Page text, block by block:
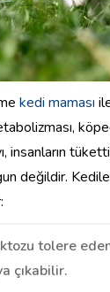
kedi maması
insanların
değildir.
tolere
çıkabilir.